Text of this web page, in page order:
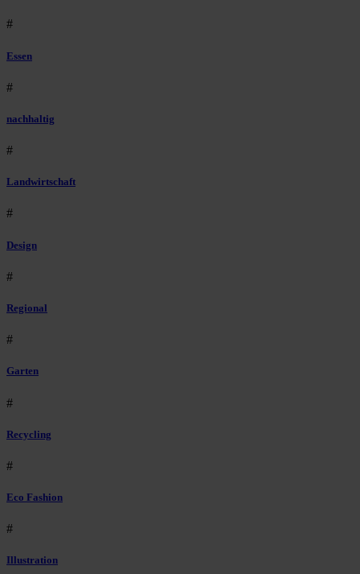
#
Essen
#
nachhaltig
#
Landwirtschaft
#
Design
#
Regional
#
Garten
#
Recycling
#
Eco Fashion
#
Illustration